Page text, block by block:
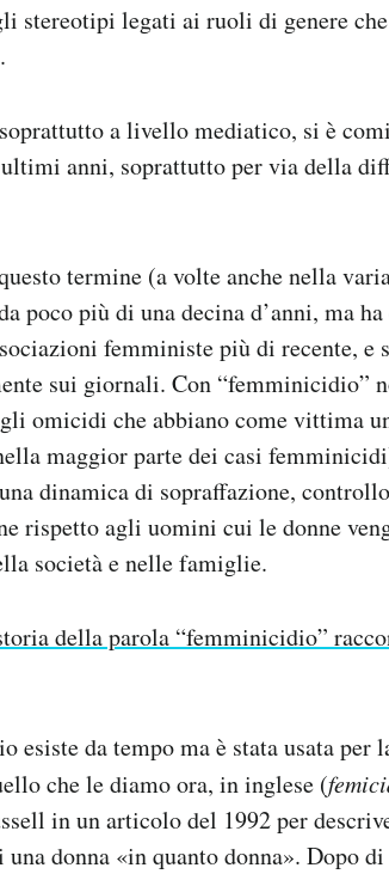
stereotipi legati ai ruoli di genere
a livello mediatico, si è
anni, soprattutto per via della
termine (a volte anche nella
poco più di una decina d’anni, ma
femministe più di recente, e
sui giornali. Con “femminicidio”
omicidi che abbiano come vittima
maggior parte dei casi
dinamica di sopraffazione,
rispetto agli uomini cui le donne
società e nelle famiglie.
della parola “femminicidio”
esiste da tempo ma è stata usata per
che le diamo ora, in inglese (
in un articolo del 1992 per
donna «in quanto donna». Dopo